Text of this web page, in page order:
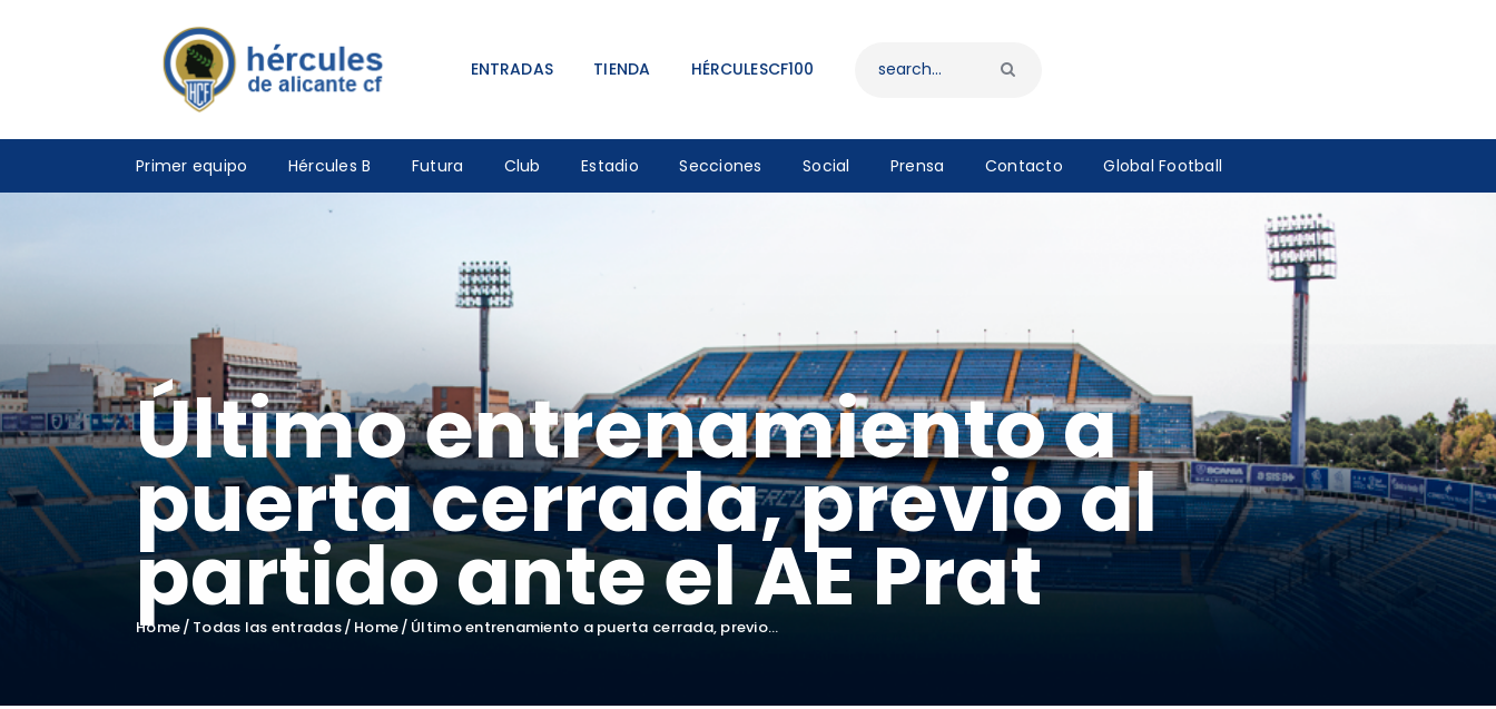
ENTRADAS TIENDA HÉRCULESCF100
Primer equipo Hércules B Futura Club Estadio Secciones Social Prensa Contacto Global Football
Último entrenamiento a
puerta cerrada, previo al
partido ante el AE Prat
Home Todas las entradas Home Último entrenamiento a puerta cerrada, previo...
TIENDA